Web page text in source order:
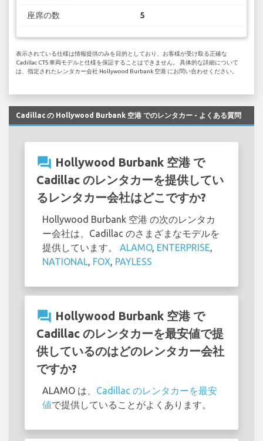
座席の数 5
表示されている仕様は情報提供のみを目的としており、お客様が受け取る正確な
Cadillac CTS 車両モデルと仕様を保証することはできません。 具体的な詳細について
は、指定されたレンタカー会社 Hollywood Burbank 空港 にお問い合わせください。
Cadillac の Hollywood Burbank 空港 でのレンタカー - よくある質問
question_answer Hollywood Burbank 空港 で
Cadillac のレンタカーを提供してい
るレンタカー会社はどこですか?
Hollywood Burbank 空港 の次のレンタカ
ー会社は、Cadillac のさまざまなモデルを
提供しています。 ALAMO, ENTERPRISE
NATIONAL
FOX PAYLESS
question_answer Hollywood Burbank 空港 で
Cadillac のレンタカーを最安値で提
供しているのはどのレンタカー会社
ですか?
ALAMO は、 Cadillac のレンタカーを最安
値で提供していることがよくあります。